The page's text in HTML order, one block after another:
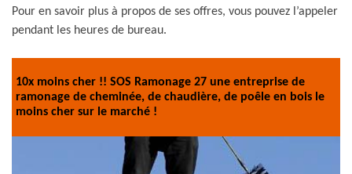
Pour en savoir plus à propos de ses offres, vous pouvez l’appeler
pendant les heures de bureau.
10x moins cher !! SOS Ramonage 27 une entreprise de
ramonage de cheminée, de chaudière, de poêle en bois le
moins cher sur le marché !